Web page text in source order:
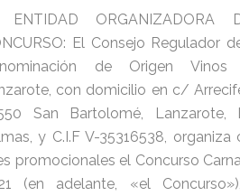
ENTIDAD ORGANIZADORA
El Consejo Regulador
de Origen Vinos
con domicilio en c/
San Bartolomé, Lanzarote,
y C.I.F V-35316538, organiza
promocionales el Concurso
(en adelante, «el